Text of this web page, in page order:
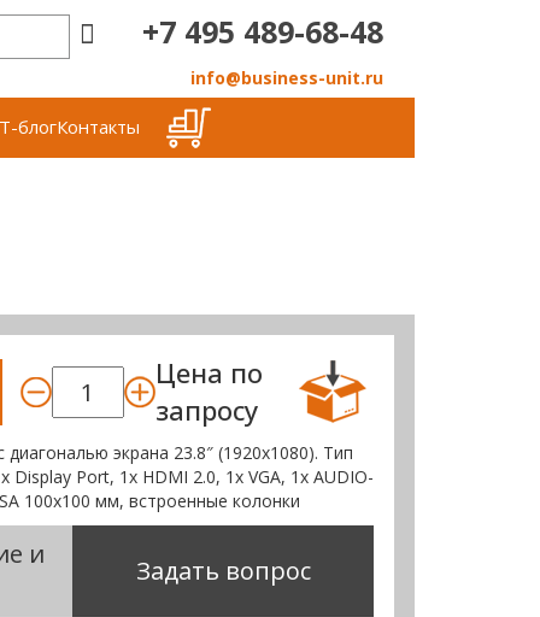
+7 495 489-68-48
info@business-unit.ru
блогКонтакты
Цена по
запросу
экрана 23.8″ (1920х1080). Тип
Display Port, 1x HDMI 2.0, 1x VGA, 1x AUDIO-
100х100 мм, встроенные колонки
и
Задать вопрос